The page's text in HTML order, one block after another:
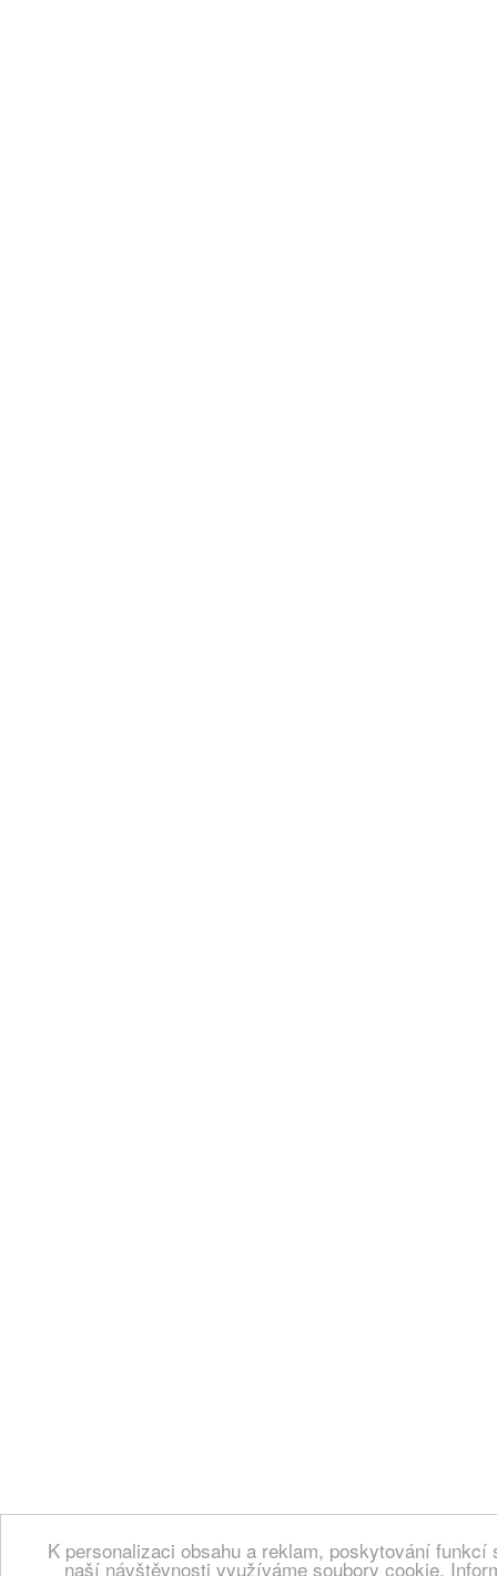
K personalizaci obsahu a reklam, poskytování
naší návštěvnosti využíváme soubory cookie.